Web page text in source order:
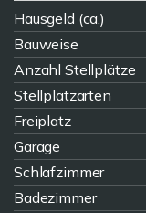
Hausgeld (ca.)
Bauweise
Anzahl Stellplätze
Stellplatzarten
Freiplatz
Garage
Schlafzimmer
Badezimmer